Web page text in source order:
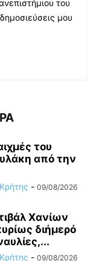
του
μου
του
από την
- 09/08/2026
Χανίων
διήμερό
- 09/08/2026